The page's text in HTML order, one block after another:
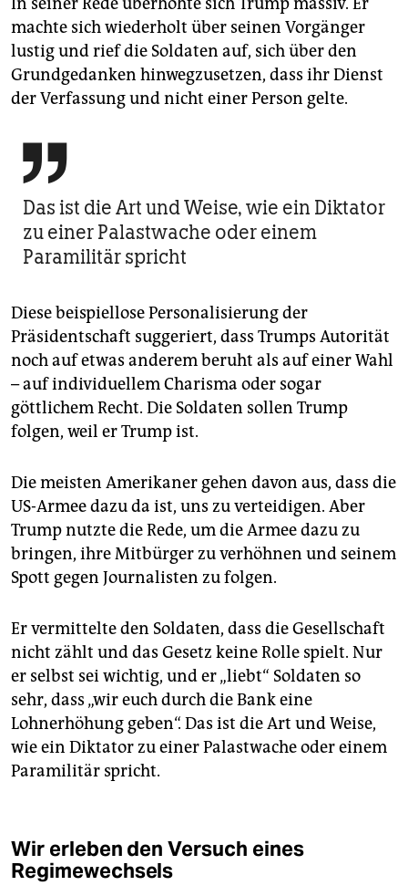
machte sich wiederholt über seinen Vorgänger
lustig und rief die Soldaten auf, sich über den
Grundgedanken hinwegzusetzen, dass ihr Dienst
der Verfassung und nicht einer Person gelte.

Das ist die Art und Weise, wie ein Diktator
zu einer Palastwache oder einem
Paramilitär spricht
Diese beispiellose Personalisierung der
Präsidentschaft suggeriert, dass Trumps Autorität
noch auf etwas anderem beruht als auf einer Wahl
– auf individuellem Charisma oder sogar
göttlichem Recht. Die Soldaten sollen Trump
folgen, weil er Trump ist.
Die meisten Amerikaner gehen davon aus, dass die
US-Armee dazu da ist, uns zu verteidigen. Aber
Trump nutzte die Rede, um die Armee dazu zu
bringen, ihre Mitbürger zu verhöhnen und seinem
Spott gegen Journalisten zu folgen.
Er vermittelte den Soldaten, dass die Gesellschaft
nicht zählt und das Gesetz keine Rolle spielt. Nur
er selbst sei wichtig, und er „liebt“ Soldaten so
sehr, dass „wir euch durch die Bank eine
Lohnerhöhung geben“. Das ist die Art und Weise,
wie ein Diktator zu einer Palastwache oder einem
Paramilitär spricht.
Wir erleben den Versuch eines
Regimewechsels